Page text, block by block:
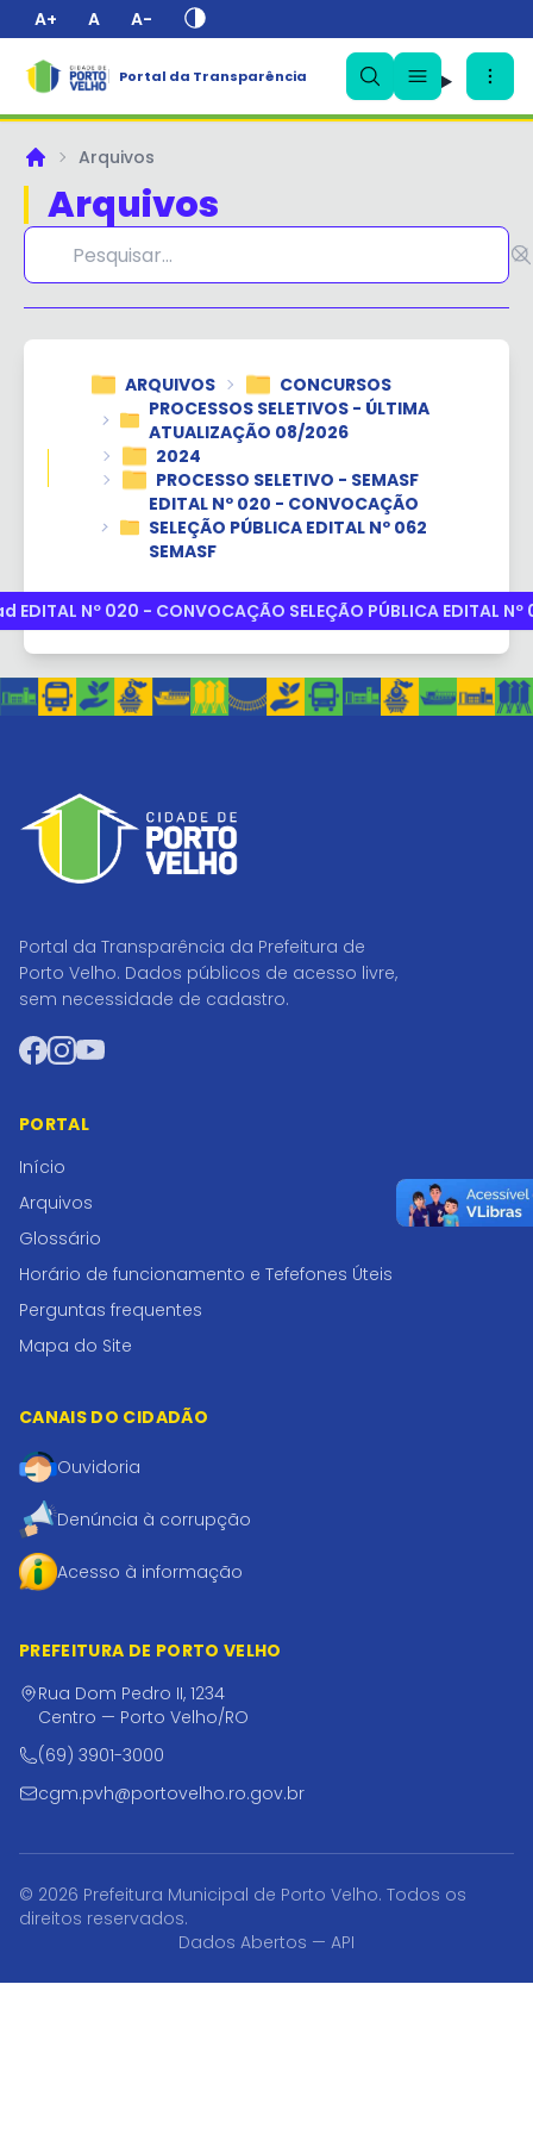
A+ A A-
Portal da Transparência
PrincipalArquivos
Arquivos
ARQUIVOS
CONCURSOS
PROCESSOS SELETIVOS - ÚLTIMA
ATUALIZAÇÃO 08/2026
2024
PROCESSO SELETIVO - SEMASF
EDITAL Nº 020 - CONVOCAÇÃO
SELEÇÃO PÚBLICA EDITAL Nº 062
SEMASF
EDITAL Nº 020 - CONVOCAÇÃO SELEÇÃO PÚBLICA EDITAL Nº
Portal da Transparência da Prefeitura de
Porto Velho. Dados públicos de acesso livre,
sem necessidade de cadastro.
Facebook
Instagram
YouTube
PORTAL
Início
Arquivos
Glossário
Horário de funcionamento e Tefefones Úteis
Perguntas frequentes
Mapa do Site
CANAIS DO CIDADÃO
Ouvidoria
Denúncia à corrupção
Acesso à informação
PREFEITURA DE PORTO VELHO
Rua Dom Pedro II, 1234
Centro — Porto Velho/RO
(69) 3901-3000
cgm.pvh@portovelho.ro.gov.br
© 2026 Prefeitura Municipal de Porto Velho. Todos os
direitos reservados.
Dados Abertos — API
✕